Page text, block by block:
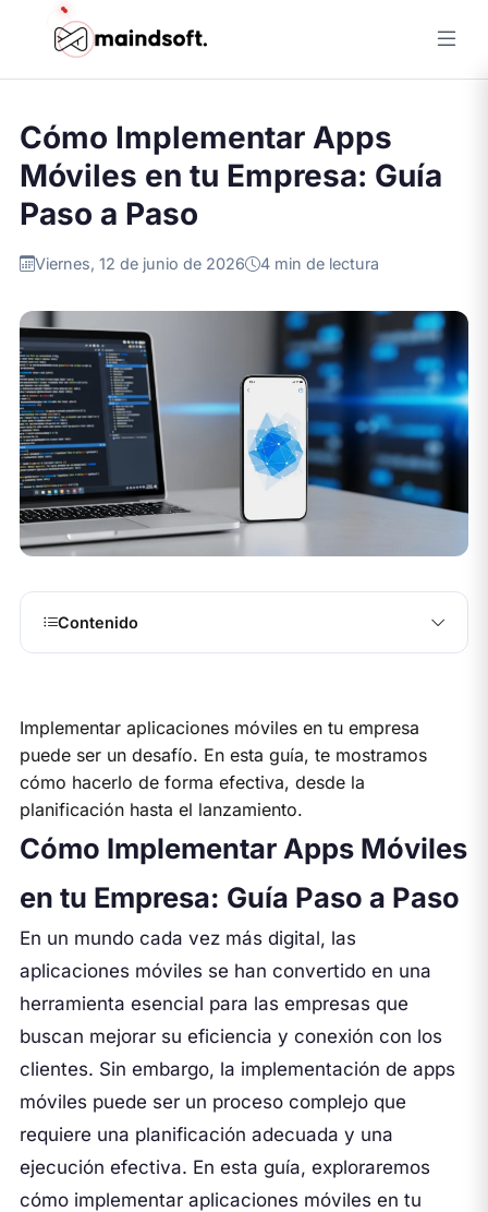
Inicio / Blog
Guía ...
Cómo Implementar Apps
Móviles en tu Empresa: Guía
Paso a Paso
Viernes, 12 de junio de 2026 4 min de lectura
Contenido
Implementar aplicaciones móviles en tu empresa
puede ser un desafío. En esta guía, te mostramos
cómo hacerlo de forma efectiva, desde la
planificación hasta el lanzamiento.
Cómo Implementar Apps Móviles
en tu Empresa: Guía Paso a Paso
En un mundo cada vez más digital, las
aplicaciones móviles se han convertido en una
herramienta esencial para las empresas que
buscan mejorar su eficiencia y conexión con los
clientes. Sin embargo, la implementación de apps
móviles puede ser un proceso complejo que
requiere una planificación adecuada y una
ejecución efectiva. En esta guía, exploraremos
cómo implementar aplicaciones móviles en tu